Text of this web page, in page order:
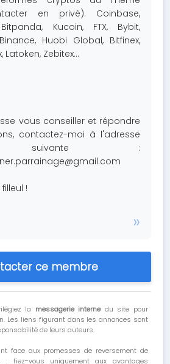
en privé). Coinbase,
Kucoin, FTX, Bybit,
Huobi Global, Bitfinex,
Latoken, Zebitex...
vous conseiller et répondre
contactez-moi à l'adresse
suivante :
!
ce membre
la messagerie internedu site pour
Les liens figurant dans les annonces sont
de leurs auteurs.
face aux promesses de reversement de
: fiez-vous uniquement aux avantages